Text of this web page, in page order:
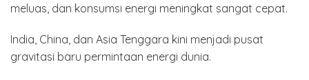
meluas, dan konsumsi energi meningkat sangat cepat.
India, China, dan Asia Tenggara kini menjadi pusat
gravitasi baru permintaan energi dunia.